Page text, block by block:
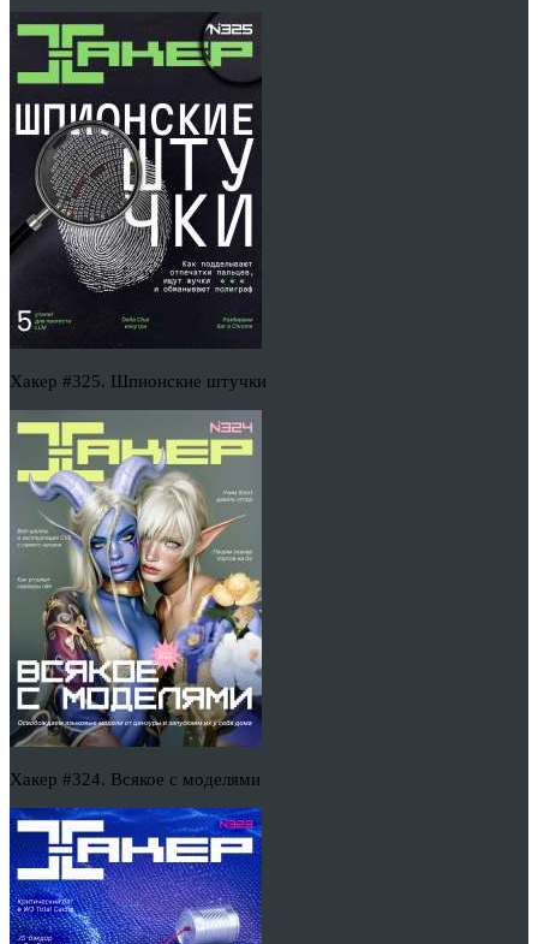
Хакер #325. Шпионские штучки
Хакер #324. Всякое с моделями